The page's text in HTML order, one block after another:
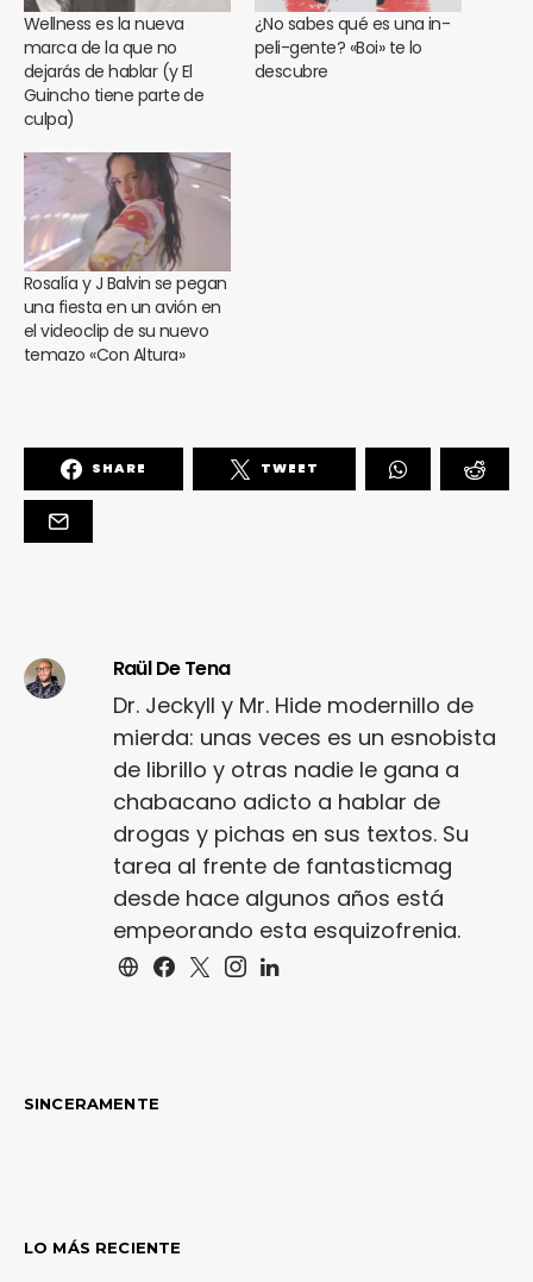
Wellness es la nueva
marca de la que no
dejarás de hablar (y El
Guincho tiene parte de
culpa)
¿No sabes qué es una in-
peli-gente? «Boi» te lo
descubre
Rosalía y J Balvin se pegan
una fiesta en un avión en
el videoclip de su nuevo
temazo «Con Altura»
SHARE TWEET
Raül De Tena
Dr. Jeckyll y Mr. Hide modernillo de
mierda: unas veces es un esnobista
de librillo y otras nadie le gana a
chabacano adicto a hablar de
drogas y pichas en sus textos. Su
tarea al frente de fantasticmag
desde hace algunos años está
empeorando esta esquizofrenia.
SINCERAMENTE
LO MÁS RECIENTE